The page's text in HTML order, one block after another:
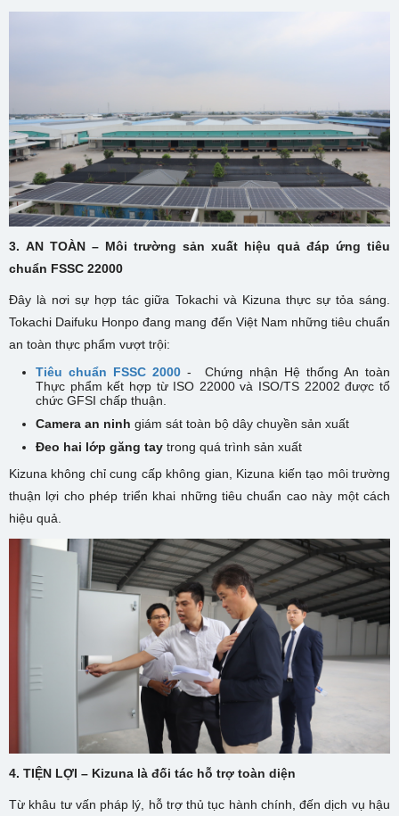
3. AN TOÀN – Môi trường sản xuất hiệu quả đáp ứng tiêu
chuẩn FSSC 22000
Đây là nơi sự hợp tác giữa Tokachi và Kizuna thực sự tỏa sáng.
Tokachi Daifuku Honpo đang mang đến Việt Nam những tiêu chuẩn
an toàn thực phẩm vượt trội:
Tiêu chuẩn FSSC 2000-
Chứng nhận Hệ thống An toàn
Thực phẩm kết hợp từ ISO 22000 và ISO/TS 22002 được tổ
chức GFSI chấp thuận.
Camera an ninh giám sát toàn bộ dây chuyền sản xuất
Đeo hai lớp găng tay trong quá trình sản xuất
Kizuna không chỉ cung cấp không gian, Kizuna kiến tạo môi trường
thuận lợi cho phép triển khai những tiêu chuẩn cao này một cách
hiệu quả.
4. TIỆN LỢI – Kizuna là đối tác hỗ trợ toàn diện
Từ khâu tư vấn pháp lý, hỗ trợ thủ tục hành chính, đến dịch vụ hậu